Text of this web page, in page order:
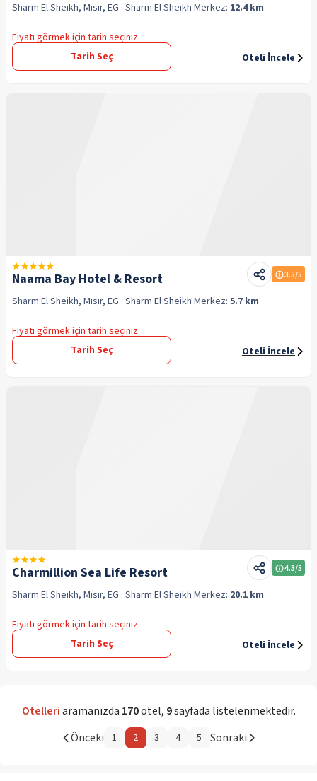
Sharm El Sheikh, Mısır, EG · Sharm El Sheikh Merkez: 12.4 km
Fiyatı görmek için tarih seçiniz
Tarih Seç
Oteli İncele
Naama Bay Hotel & Resort 3.5/5
Sharm El Sheikh, Mısır, EG · Sharm El Sheikh Merkez: 5.7 km
Fiyatı görmek için tarih seçiniz
Tarih Seç
Oteli İncele
Charmillion Sea Life Resort 4.3/5
Sharm El Sheikh, Mısır, EG · Sharm El Sheikh Merkez: 20.1 km
Fiyatı görmek için tarih seçiniz
Tarih Seç
Oteli İncele
Otelleriaramanızda 170otel, 9sayfada listelenmektedir.
Önceki 1 2 3 4 5 Sonraki